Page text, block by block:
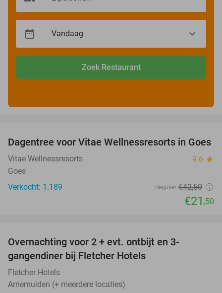
Zoek Restaurant
49%
Dagentree voor Vitae Wellnessresorts in Goes
Vitae Wellnessresorts 9.6 star
Goes
Verkocht: 1.189
Regulier €42,50
€21 ,50
Overnachting voor 2 + evt. ontbijt en 3-
gangendiner bij Fletcher Hotels
Fletcher Hotels
Arnemuiden (+ meerdere locaties)